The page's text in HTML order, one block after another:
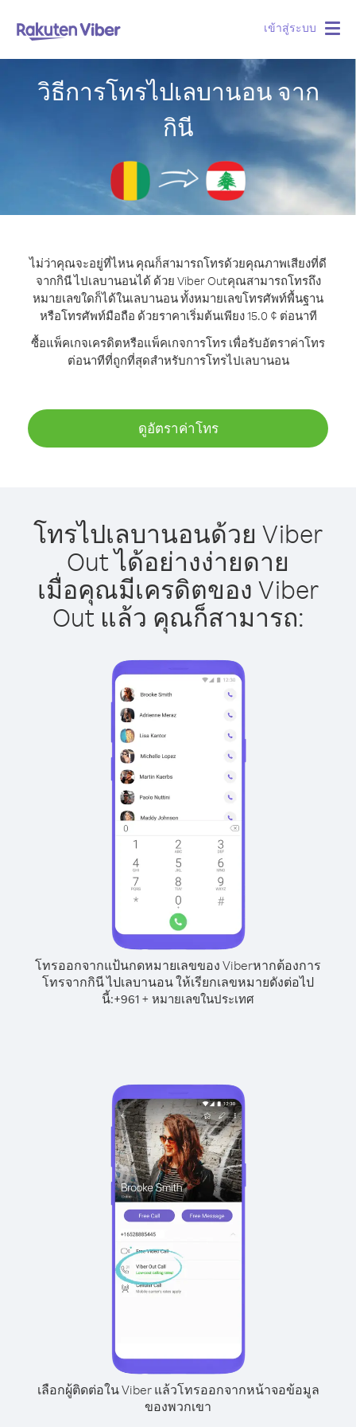
เข้าสู่ระบบ
วิธีการโทรไปเลบานอน จาก
กินี
ไม่ว่าคุณจะอยู่ที่ไหน คุณก็สามารถโทรด้วยคุณภาพเสียงที่ดี
จากกินี ไปเลบานอนได้ ด้วย Viber Outคุณสามารถโทรถึง
หมายเลขใดก็ได้ในเลบานอน ทั้งหมายเลขโทรศัพท์พื้นฐาน
หรือโทรศัพท์มือถือ ด้วยราคาเริ่มต้นเพียง 15.0 ¢ ต่อนาที
ซื้อแพ็คเกจเครดิตหรือแพ็คเกจการโทร เพื่อรับอัตราค่าโทร
ต่อนาทีที่ถูกที่สุดสำหรับการโทรไปเลบานอน
ดูอัตราค่าโทร
โทรไปเลบานอนด้วย Viber
Out ได้อย่างง่ายดาย
เมื่อคุณมีเครดิตของ Viber
Out แล้ว คุณก็สามารถ:
โทรออกจากแป้นกดหมายเลขของ Viberหากต้องการ
โทรจากกินี ไปเลบานอน ให้เรียกเลขหมายดังต่อไป
นี้:+961 + หมายเลขในประเทศ
เลือกผู้ติดต่อใน Viber แล้วโทรออกจากหน้าจอข้อมูล
ของพวกเขา